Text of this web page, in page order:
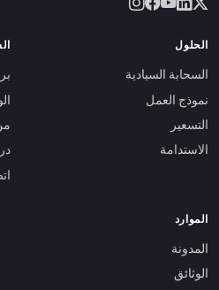
الحلول
السحابة السيادية
نموذج العمل
التسعير
الاستدامة
الموارد
المدونة
الوثائق